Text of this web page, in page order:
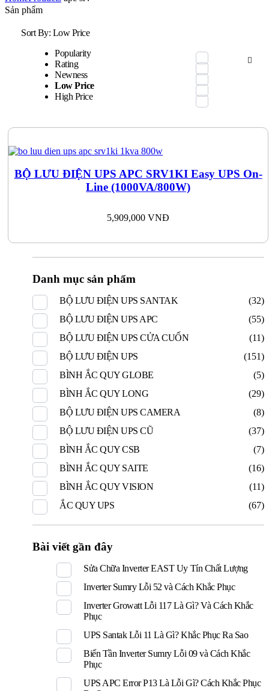
Sản phẩm
Sort By: Low Price
Popularity
Rating
Newness
Low Price
High Price
BỘ LƯU ĐIỆN UPS APC SRV1KI Easy UPS On-
Line (1000VA/800W)
5,909,000VNĐ
Danh mục sản phẩm
BỘ LƯU ĐIỆN UPS SANTAK
(32)
BỘ LƯU ĐIỆN UPS APC
(55)
BỘ LƯU ĐIỆN UPS CỬA CUỐN
(11)
BỘ LƯU ĐIỆN UPS
(151)
BÌNH ẮC QUY GLOBE
(5)
BÌNH ẮC QUY LONG
(29)
BỘ LƯU ĐIỆN UPS CAMERA
(8)
BỘ LƯU ĐIỆN UPS CŨ
(37)
BÌNH ẮC QUY CSB
(7)
BÌNH ẮC QUY SAITE
(16)
BÌNH ẮC QUY VISION
(11)
ẮC QUY UPS
(67)
Bài viết gần đây
Sửa Chữa Inverter EAST Uy Tín Chất Lượng
Inverter Sumry Lỗi 52 và Cách Khắc Phục
Inverter Growatt Lỗi 117 Là Gì? Và Cách Khắc
Phục
UPS Santak Lỗi 11 Là Gì? Khắc Phục Ra Sao
Biến Tần Inverter Sumry Lỗi 09 và Cách Khắc
Phục
UPS APC Error P13 Là Lỗi Gì? Cách Khắc Phục